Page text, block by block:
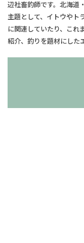
辺社畜釣師です。北海道
主題として、​イトウやト
に関連していたり、​これ
紹介、釣りを題材にした